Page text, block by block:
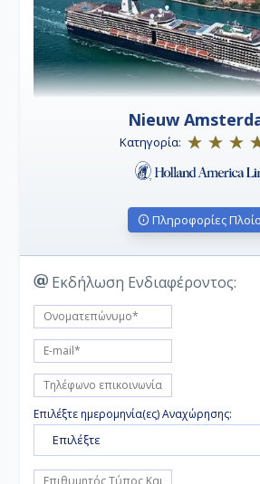
Nieuw
Κατηγορία:
Πληροφορίες
Εκδήλωση Ενδιαφέροντος:
Επιλέξτε ημερομηνία(ες) Αναχώρησης:
Επιλέξτε